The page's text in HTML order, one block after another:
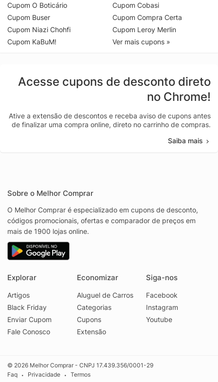
Cupom O Boticário
Cupom Buser
Cupom Niazi Chohfi
Cupom KaBuM!
Cupom Cobasi
Cupom Compra Certa
Cupom Leroy Merlin
Ver mais cupons »
Acesse cupons de desconto direto
no Chrome!
Ative a extensão de descontos e receba aviso de cupons antes
de finalizar uma compra online, direto no carrinho de compras.
Saiba mais
Sobre o Melhor Comprar
O Melhor Comprar é especializado em cupons de desconto,
códigos promocionais, ofertas e comparador de preços em
mais de 1900 lojas online.
Explorar
Artigos
Black Friday
Enviar Cupom
Fale Conosco
Economizar
Aluguel de Carros
Categorias
Cupons
Extensão
Siga-nos
Facebook
Instagram
Youtube
© 2026 Melhor Comprar - CNPJ 17.439.356/0001-29
Faq
• Privacidade • Termos